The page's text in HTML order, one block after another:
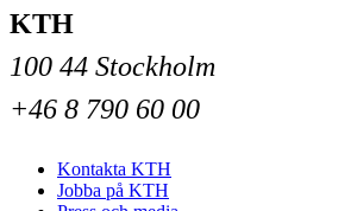
KTH
100 44 Stockholm
+46 8 790 60 00
Kontakta KTH
Jobba på KTH